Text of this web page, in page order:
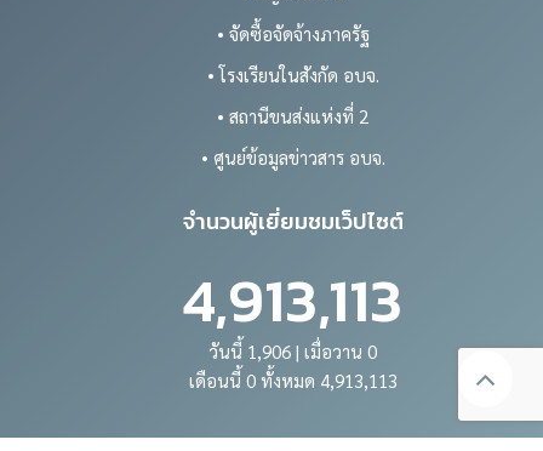
• จัดซื้อจัดจ้างภาครัฐ
• โรงเรียนในสังกัด อบจ.
• สถานีขนส่งแห่งที่ 2
• ศูนย์ข้อมูลข่าวสาร อบจ.
จำนวนผู้เยี่ยมชมเว็ปไซต์
4,913,113
วันนี้ 1,906 | เมื่อวาน 0
เดือนนี้ 0 ทั้งหมด 4,913,113